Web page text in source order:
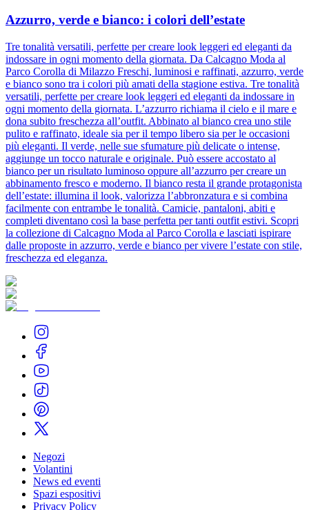
Azzurro, verde e bianco: i colori dell’estate
Tre tonalità versatili, perfette per creare look leggeri ed eleganti da
indossare in ogni momento della giornata. Da Calcagno Moda al
Parco Corolla di Milazzo Freschi, luminosi e raffinati, azzurro, verde
e bianco sono tra i colori più amati della stagione estiva. Tre tonalità
versatili, perfette per creare look leggeri ed eleganti da indossare in
ogni momento della giornata. L’azzurro richiama il cielo e il mare e
dona subito freschezza all’outfit. Abbinato al bianco crea uno stile
pulito e raffinato, ideale sia per il tempo libero sia per le occasioni
più eleganti. Il verde, nelle sue sfumature più delicate o intense,
aggiunge un tocco naturale e originale. Può essere accostato al
bianco per un risultato luminoso oppure all’azzurro per creare un
abbinamento fresco e moderno. Il bianco resta il grande protagonista
dell’estate: illumina il look, valorizza l’abbronzatura e si combina
facilmente con entrambe le tonalità. Camicie, pantaloni, abiti e
completi diventano così la base perfetta per tanti outfit estivi. Scopri
la collezione di Calcagno Moda al Parco Corolla e lasciati ispirare
dalle proposte in azzurro, verde e bianco per vivere l’estate con stile,
freschezza ed eleganza.
Negozi
Volantini
News ed eventi
Spazi espositivi
Privacy Policy